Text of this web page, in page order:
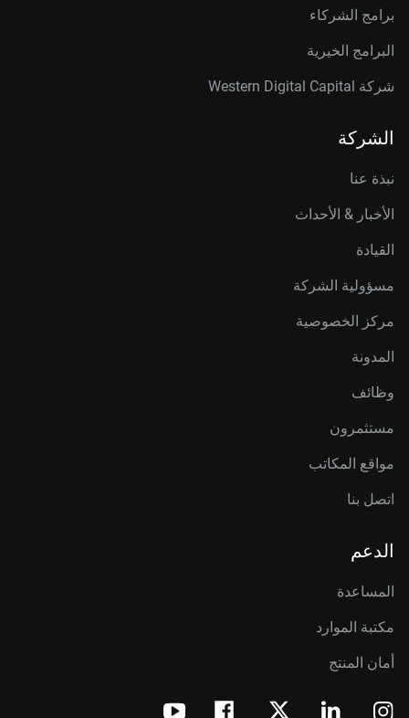
برامج الشركاء
البرامج الخيرية
شركة Western Digital Capital
الشركة
نبذة عنا
الأخبار & الأحداث
القيادة
مسؤولية الشركة
مركز الخصوصية
المدونة
وظائف
مستثمرون
مواقع المكاتب
اتصل بنا
الدعم
المساعدة
مكتبة الموارد
أمان المنتج